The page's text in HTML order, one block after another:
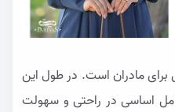
مادران است. در طول این
اساسی در راحتی و سهولت